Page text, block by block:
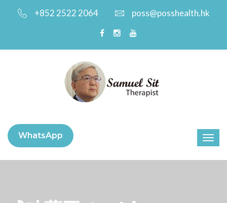
+852 2522 2064 poss@posshealth.hk
WhatsApp